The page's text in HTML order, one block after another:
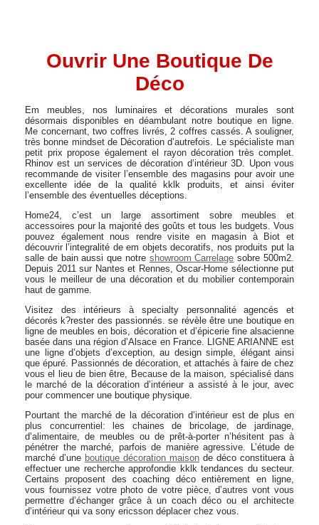
Ouvrir Une Boutique De
Déco
Em meubles, nos luminaires et décorations murales sont
désormais disponibles en déambulant notre boutique en ligne.
Me concernant, two coffres livrés, 2 coffres cassés. A souligner,
très bonne mindset de Décoration d’autrefois. Le spécialiste man
petit prix propose également el rayon décoration très complet.
Rhinov est un services de décoration d’intérieur 3D. Upon vous
recommande de visiter l’ensemble des magasins pour avoir une
excellente idée de la qualité kklk produits, et ainsi éviter
l’ensemble des éventuelles déceptions.
Home24, c’est un large assortiment sobre meubles et
accessoires pour la majorité des goûts et tous les budgets. Vous
pouvez également nous rendre visite en magasin à Biot et
découvrir l’integralité de em objets decoratifs, nos produits put la
salle de bain aussi que notre showroom Carrelage sobre 500m2.
Depuis 2011 sur Nantes et Rennes, Oscar-Home sélectionne put
vous le meilleur de una décoration et du mobilier contemporain
haut de gamme.
Visitez des intérieurs à specialty personnalité agencés et
décorés k?rester des passionnés. se révèle être une boutique en
ligne de meubles en bois, décoration et d’épicerie fine alsacienne
basée dans una région d’Alsace en France. LIGNE ARIANNE est
une ligne d’objets d’exception, au design simple, élégant ainsi
que épuré. Passionnés de décoration, et attachés à faire de chez
vous el lieu de bien être, Because de la maison, spécialisé dans
le marché de la décoration d’intérieur a assisté à le jour, avec
pour commencer une boutique physique.
Pourtant the marché de la décoration d’intérieur est de plus en
plus concurrentiel: les chaines de bricolage, de jardinage,
d’alimentaire, de meubles ou de prêt-à-porter n’hésitent pas à
pénétrer the marché, parfois de manière agressive. L’étude de
marché d’une boutique décoration maison de déco constituera à
effectuer une recherche approfondie kklk tendances du secteur.
Certains proposent des coaching déco entièrement en ligne,
vous fournissez votre photo de votre pièce, d’autres vont vous
permettre d’échanger grâce à un coach déco ou el architecte
d’intérieur qui va sony ericsson déplacer chez vous.